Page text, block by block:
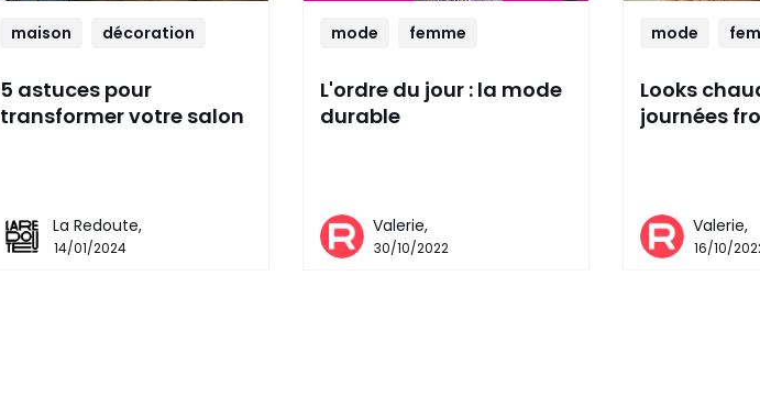
maison décoration
5 astuces pour
transformer votre salon
La Redoute,
14/01/2024
mode femme
L'ordre du jour : la mode
durable
Valerie,
30/10/2022
mode
Looks
journées
Valerie,
16/10/